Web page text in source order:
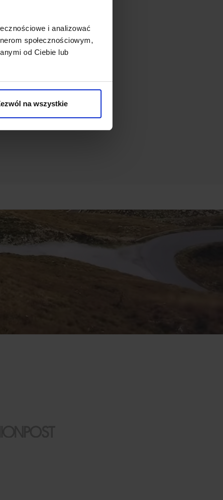
i analizować
społecznościowym,
od Ciebie lub
na wszystkie